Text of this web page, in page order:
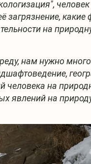
на
нам нужно
на
явлений на